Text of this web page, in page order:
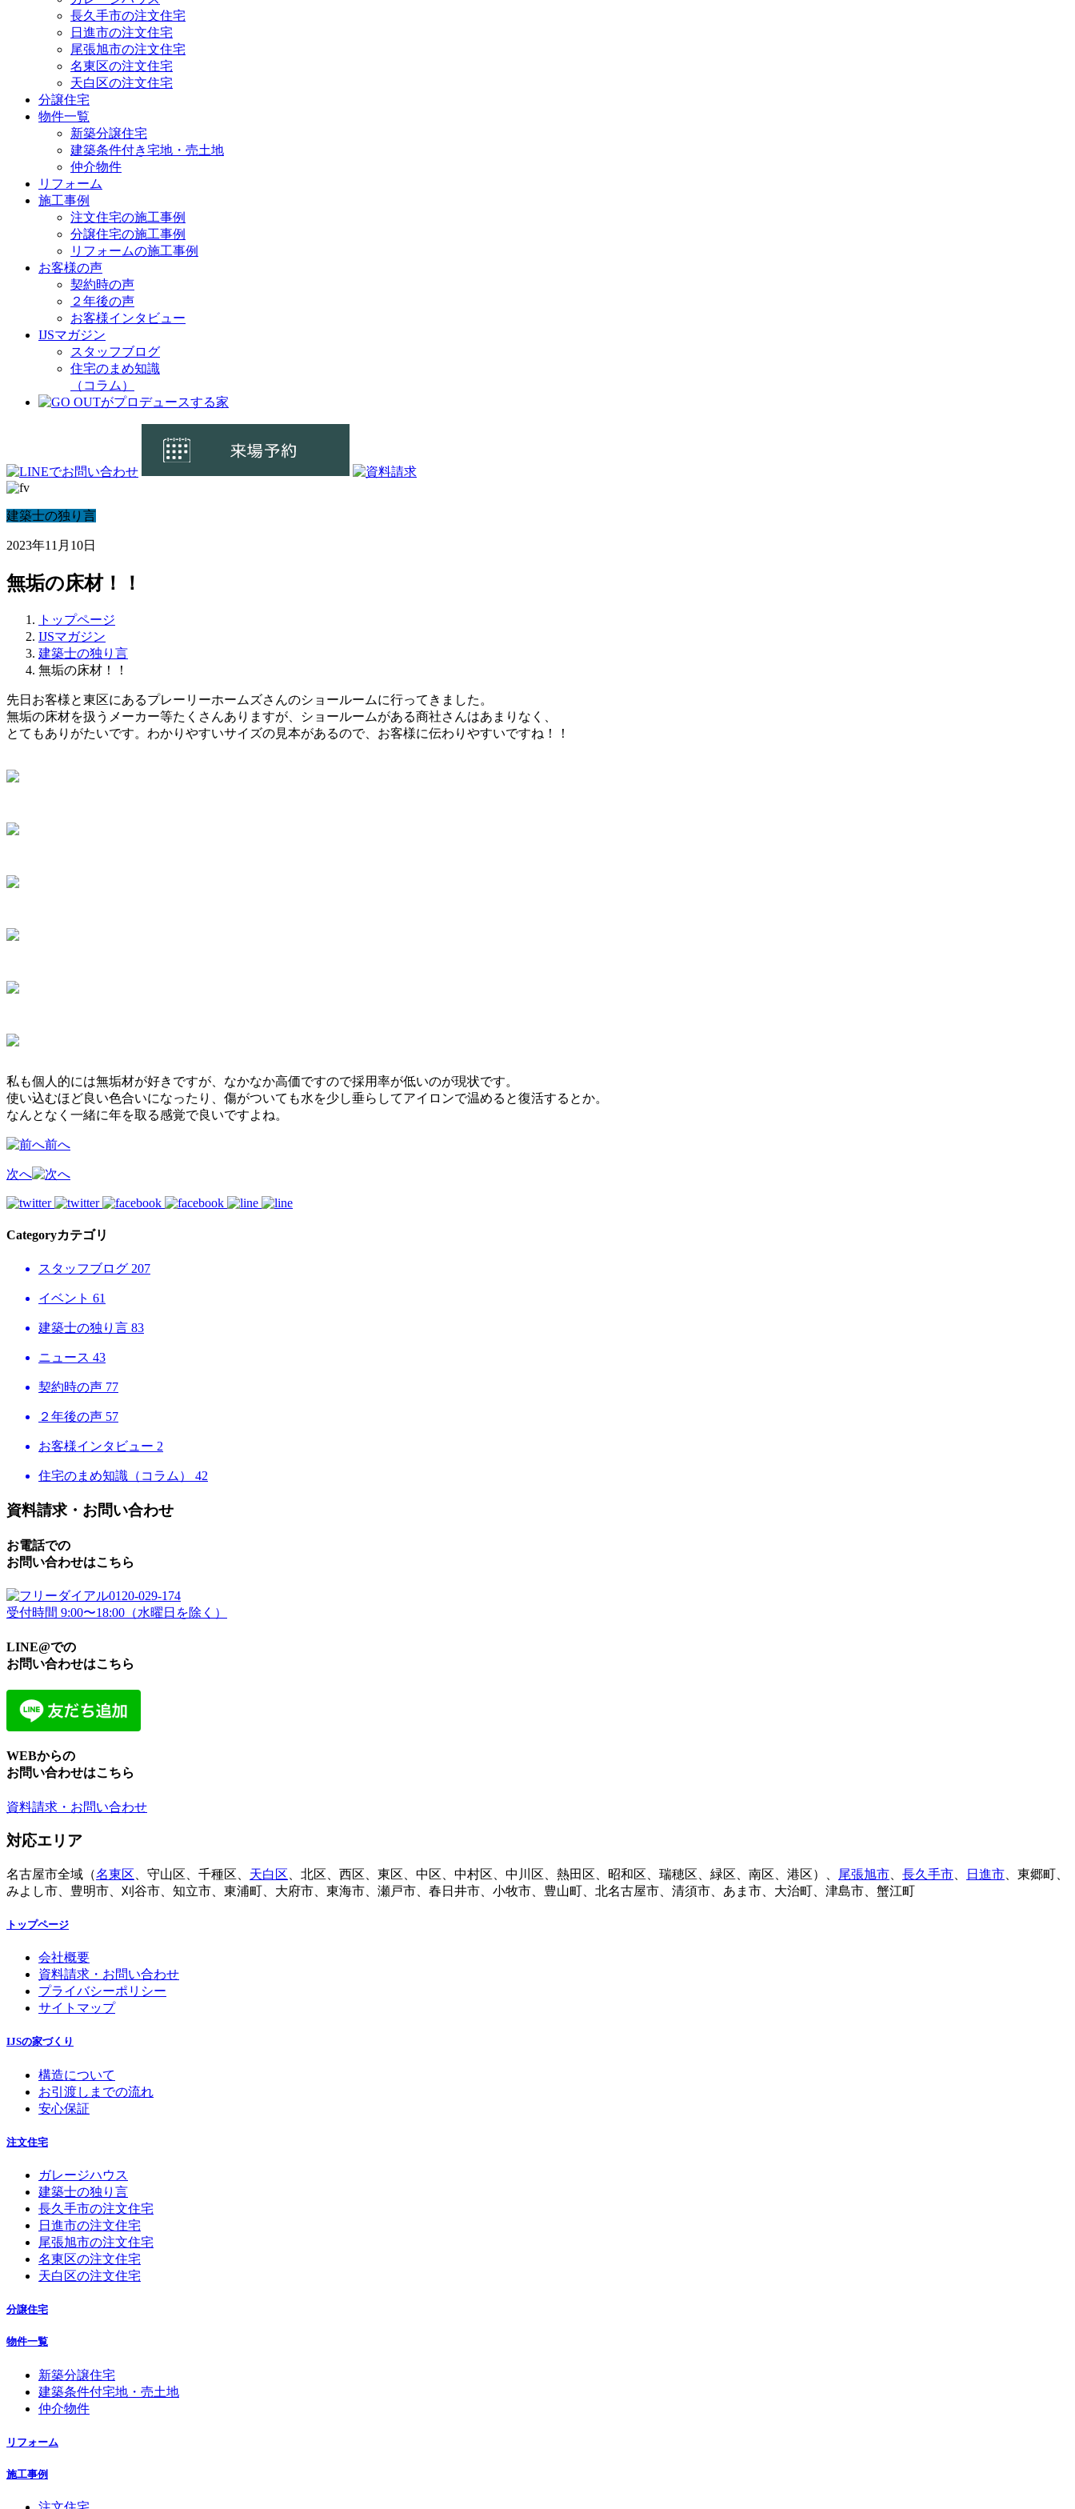
長久手市の注文住宅
日進市の注文住宅
尾張旭市の注文住宅
名東区の注文住宅
天白区の注文住宅
分譲住宅
物件一覧
新築分譲住宅
建築条件付き宅地・売土地
仲介物件
リフォーム
施工事例
注文住宅の施工事例
分譲住宅の施工事例
リフォームの施工事例
お客様の声
契約時の声
２年後の声
お客様インタビュー
IJSマガジン
スタッフブログ
住宅のまめ知識
（コラム）
建築士の独り言
2023年11月10日
無垢の床材！！
トップページ
IJSマガジン
建築士の独り言
無垢の床材！！
先日お客様と東区にあるプレーリーホームズさんのショールームに行ってきました。
無垢の床材を扱うメーカー等たくさんありますが、ショールームがある商社さんはあまりなく、
とてもありがたいです。わかりやすいサイズの見本があるので、お客様に伝わりやすいですね！！
私も個人的には無垢材が好きですが、なかなか高価ですので採用率が低いのが現状です。
使い込むほど良い色合いになったり、傷がついても水を少し垂らしてアイロンで温めると復活するとか。
なんとなく一緒に年を取る感覚で良いですよね。
前へ
次へ
Categoryカテゴリ
スタッフブログ 207
イベント 61
建築士の独り言 83
ニュース 43
契約時の声 77
２年後の声 57
お客様インタビュー 2
住宅のまめ知識（コラム） 42
資料請求・お問い合わせ
お電話での
お問い合わせはこちら
0120-029-174
受付時間 9:00〜18:00（水曜日を除く）
LINE@での
お問い合わせはこちら
WEBからの
お問い合わせはこちら
資料請求・お問い合わせ
対応エリア
名古屋市全域（名東区 、守山区、千種区、 天白区 、北区、西区、東区、中区、中村区、中川区、熱田区、昭和区、瑞穂区、緑区、南区、港区）、 尾張旭市 長久手市 日進市 、東郷町、
みよし市、豊明市、刈谷市、知立市、東浦町、大府市、東海市、瀬戸市、春日井市、小牧市、豊山町、北名古屋市、清須市、あま市、大治町、津島市、蟹江町
トップページ
会社概要
資料請求・お問い合わせ
プライバシーポリシー
サイトマップ
IJSの家づくり
構造について
お引渡しまでの流れ
安心保証
注文住宅
ガレージハウス
建築士の独り言
長久手市の注文住宅
日進市の注文住宅
尾張旭市の注文住宅
名東区の注文住宅
天白区の注文住宅
分譲住宅
物件一覧
新築分譲住宅
建築条件付宅地・売土地
仲介物件
リフォーム
施工事例